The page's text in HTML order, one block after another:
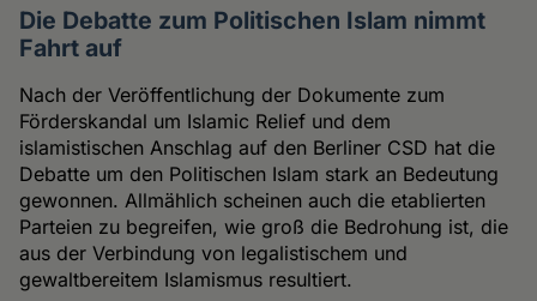
Die Debatte zum Politischen Islam nimmt
Fahrt auf
Nach der Veröffentlichung der Dokumente zum
Förderskandal um Islamic Relief und dem
islamistischen Anschlag auf den Berliner CSD hat die
Debatte um den Politischen Islam stark an Bedeutung
gewonnen. Allmählich scheinen auch die etablierten
Parteien zu begreifen, wie groß die Bedrohung ist, die
aus der Verbindung von legalistischem und
gewaltbereitem Islamismus resultiert.